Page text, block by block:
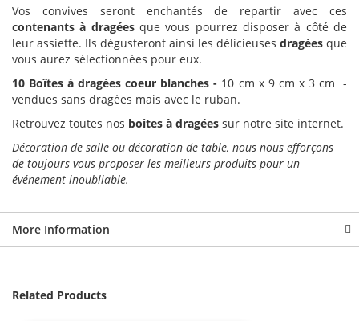
Vos convives seront enchantés de repartir avec ces
contenants à dragéesque vous pourrez disposer à côté de
leur assiette. Ils dégusteront ainsi les délicieuses dragées que
vous aurez sélectionnées pour eux.
10 Boîtes à dragées coeur blanches - 10 cm x 9 cm x 3 cm -
vendues sans dragées mais avec le ruban.
Retrouvez toutes nos boites à dragées sur notre site internet.
Décoration de salle ou décoration de table, nous nous efforçons
de toujours vous proposer les meilleurs produits pour un
événement inoubliable.
More Information
Related Products